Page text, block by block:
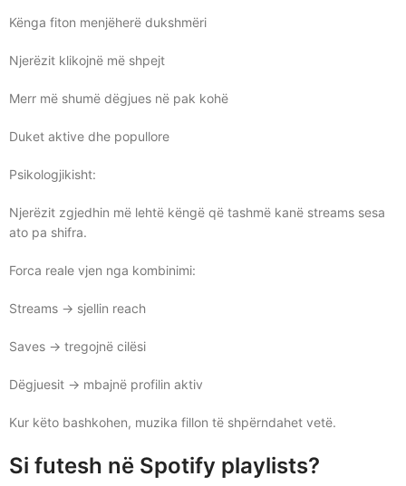
Kënga fiton menjëherë dukshmëri
Njerëzit klikojnë më shpejt
Merr më shumë dëgjues në pak kohë
Duket aktive dhe popullore
Psikologjikisht:
Njerëzit zgjedhin më lehtë këngë që tashmë kanë streams sesa
ato pa shifra.
Forca reale vjen nga kombinimi:
Streams → sjellin reach
Saves → tregojnë cilësi
Dëgjuesit → mbajnë profilin aktiv
Kur këto bashkohen, muzika fillon të shpërndahet vetë.
Si futesh në Spotify playlists?